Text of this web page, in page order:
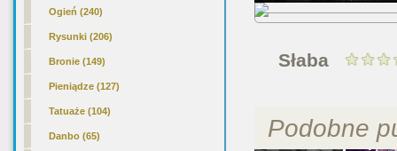
Ogień (240)
Rysunki (206)
Bronie (149)
Pieniądze (127)
Tatuaże (104)
Danbo (65)
Słaba
Podobne